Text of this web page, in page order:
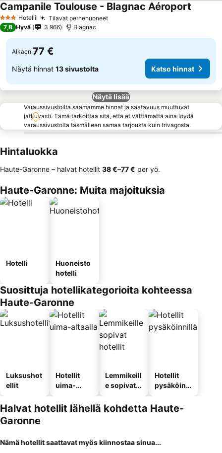
3 Tähtiluokitus
Hotelli Tilavat perhehuoneet
Campanile Toulouse - Blagnac Aéroport
7,8 Hyvä 3 966 Blagnac
Alkaen 77 €
Näytä hinnat 13 sivustolta Katso hinnat
Näytä lisää
Varaussivustoilta saamamme hinnat ja saatavuus muuttuvat
jatkuvasti. Tämä tarkoittaa sitä, että et välttämättä aina löydä
varaussivustolta täsmälleen samaa tarjousta kuin trivagosta.
Hintaluokka
Haute-Garonne – halvat hotellit ‎38 €–‎77 € per yö.
Haute-Garonne: Muita majoituksia
Hotelli
Huoneisto
hotelli
Suosittuja hotellikategorioita kohteessa
Haute-Garonne
Luksushot
ellit
Hotellit
uima-
Lemmikeill
e sopivat
Hotellit
pysäköinni
Halvat hotellit lähellä kohdetta Haute-
Garonne
Nämä hotellit saattavat myös kiinnostaa sinua...